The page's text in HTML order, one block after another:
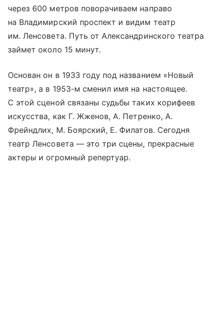
через 600 метров поворачиваем направо
на Владимирский проспект и видим театр
им. Ленсовета. Путь от Александринского театра
займет около 15 минут.
Основан он в 1933 году под названием «Новый
театр», а в 1953-м сменил имя на настоящее.
С этой сценой связаны судьбы таких корифеев
искусства, как Г. Жженов, А. Петренко, А.
Фрейндлих, М. Боярский, Е. Филатов. Сегодня
театр Ленсовета — это три сцены, прекрасные
актеры и огромный репертуар.